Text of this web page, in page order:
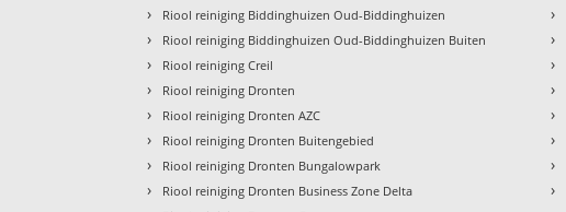
› Riool reiniging Biddinghuizen Oud-Biddinghuizen
› Riool reiniging Biddinghuizen Oud-Biddinghuizen Buiten
› Riool reiniging Creil
› Riool reiniging Dronten
› Riool reiniging Dronten AZC
› Riool reiniging Dronten Buitengebied
› Riool reiniging Dronten Bungalowpark
› Riool reiniging Dronten Business Zone Delta
›
›
›
›
›
›
›
›